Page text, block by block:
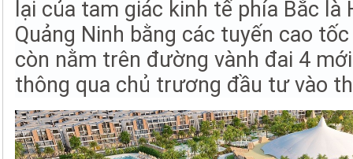
lại của tam giác kinh tế phía Bắc là
Quảng Ninh bằng các tuyến cao
còn nằm trên đường vành đai 4
thông qua chủ trương đầu tư vào